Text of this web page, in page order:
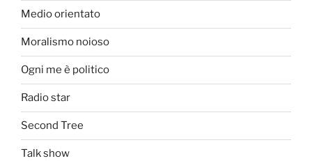
Medio orientato
Moralismo noioso
Ogni me è politico
Radio star
Second Tree
Talk show